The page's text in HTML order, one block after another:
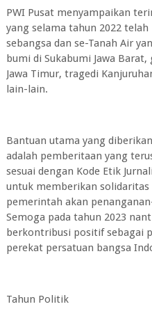
PWI Pusat menyampaikan
yang selama tahun 2022
sebangsa dan se-Tanah Air
bumi di Sukabumi Jawa
Jawa Timur, tragedi
lain-lain.
Bantuan utama yang
adalah pemberitaan yang
sesuai dengan Kode Etik
untuk memberikan
pemerintah akan
Semoga pada tahun 2023
berkontribusi positif sebagai
perekat persatuan bangsa
Tahun Politik